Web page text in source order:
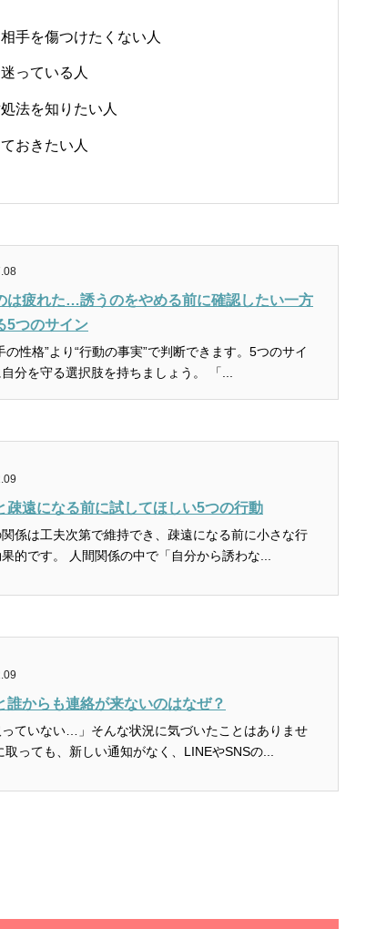
手を傷つけたくない人
っている人
法を知りたい人
おきたい人
は疲れた…誘うのをやめる前に確認したい一方
5つのサイン
性格”より“行動の事実”で判断できます。5つのサイ
ンで整理し、やめる前に自分を守る選択肢を持ちましょう。 「...
疎遠になる前に試してほしい5つの行動
係は工夫次第で維持でき、疎遠になる前に小さな行
動を積み重ねることが効果的です。 人間関係の中で「自分から誘わな...
誰からも連絡が来ないのはなぜ？
っていない…」そんな状況に気づいたことはありませ
っても、新しい通知がなく、LINEやSNSの...